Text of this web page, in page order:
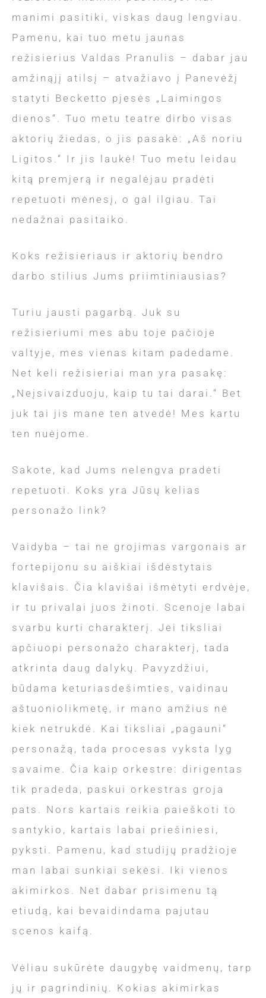
manimi pasitiki, viskas daug lengviau.
Pamenu, kai tuo metu jaunas
režisierius Valdas Pranulis – dabar jau
amžinąjį atilsį – atvažiavo į Panevėžį
statyti Becketto pjesės „Laimingos
dienos“. Tuo metu teatre dirbo visas
aktorių žiedas, o jis pasakė: „Aš noriu
Ligitos.“ Ir jis laukė! Tuo metu leidau
kitą premjerą ir negalėjau pradėti
repetuoti mėnesį, o gal ilgiau. Tai
nedažnai pasitaiko.
Koks režisieriaus ir aktorių bendro
darbo stilius Jums priimtiniausias?
Turiu jausti pagarbą. Juk su
režisieriumi mes abu toje pačioje
valtyje, mes vienas kitam padedame.
Net keli režisieriai man yra pasakę:
„Neįsivaizduoju, kaip tu tai darai.“ Bet
juk tai jis mane ten atvedė! Mes kartu
ten nuėjome.
Sakote, kad Jums nelengva pradėti
repetuoti. Koks yra Jūsų kelias
personažo link?
Vaidyba – tai ne grojimas vargonais ar
fortepijonu su aiškiai išdėstytais
klavišais. Čia klavišai išmėtyti erdvėje,
ir tu privalai juos žinoti. Scenoje labai
svarbu kurti charakterį. Jei tiksliai
apčiuopi personažo charakterį, tada
atkrinta daug dalykų. Pavyzdžiui,
būdama keturiasdešimties, vaidinau
aštuoniolikmetę, ir mano amžius nė
kiek netrukdė. Kai tiksliai „pagauni“
personažą, tada procesas vyksta lyg
savaime. Čia kaip orkestre: dirigentas
tik pradeda, paskui orkestras groja
pats. Nors kartais reikia paieškoti to
santykio, kartais labai priešiniesi,
pyksti. Pamenu, kad studijų pradžioje
man labai sunkiai sekėsi. Iki vienos
akimirkos. Net dabar prisimenu tą
etiudą, kai bevaidindama pajutau
scenos kaifą.
Vėliau sukūrėte daugybę vaidmenų, tarp
jų ir pagrindinių. Kokias akimirkas